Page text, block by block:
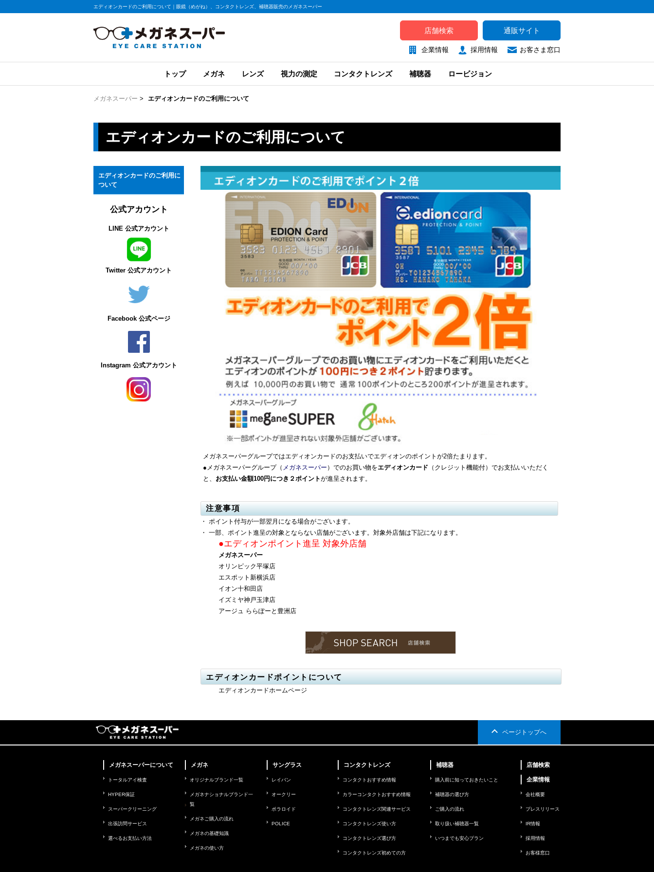
エディオンカードのご利用について｜眼鏡（めがね）、コンタクトレンズ、補聴器販売のメガネスーパー
店舗検索 通販サイト
企業情報 採用情報 お客さま窓口
トップ メガネ レンズ 視力の測定 コンタクトレンズ 補聴器 ロービジョン
メガネスーパー > エディオンカードのご利用について
エディオンカードのご利用について
メガネスーパーグループではエディオンカードのお支払いでエディオンのポイントが2倍たまります。
● メガネスーパーグループ（ メガネスーパー ）でのお買い物をエディオンカード （クレジット機能付）でお支払いいただく
と、 お支払い金額100円につき２ポイントが進呈されます。
注意事項
・ ポイント付与が一部翌月になる場合がございます。
・ 一部、ポイント進呈の対象とならない店舗がございます。対象外店舗は下記になります。
●エディオンポイント進呈 対象外店舗
メガネスーパー
オリンピック平塚店
エスポット新横浜店
イオン十和田店
イズミヤ神戸玉津店
アージュ ららぽーと豊洲店
エディオンカードポイントについて
エディオンカードホームページ
エディオンカードのご利用に
ついて
公式アカウント
LINE 公式アカウント
Twitter 公式アカウント
Facebook 公式ページ
Instagram 公式アカウント
ページトップへ
メガネスーパーについて
トータルアイ検査
HYPER保証
スーパークリーニング
出張訪問サービス
選べるお支払い方法
メガネ
オリジナルブランド一覧
メガネナショナルブランド一
覧
メガネご購入の流れ
メガネの基礎知識
メガネの使い方
サングラス
レイバン
オークリー
ポラロイド
POLICE
コンタクトレンズ
コンタクトおすすめ情報
カラーコンタクトおすすめ情報
コンタクトレンズ関連サービス
コンタクトレンズ使い方
コンタクトレンズ選び方
コンタクトレンズ初めての方
補聴器
購入前に知っておきたいこと
補聴器の選び方
ご購入の流れ
取り扱い補聴器一覧
いつまでも安心プラン
店舗検索
企業情報
会社概要
プレスリリース
IR情報
採用情報
お客様窓口